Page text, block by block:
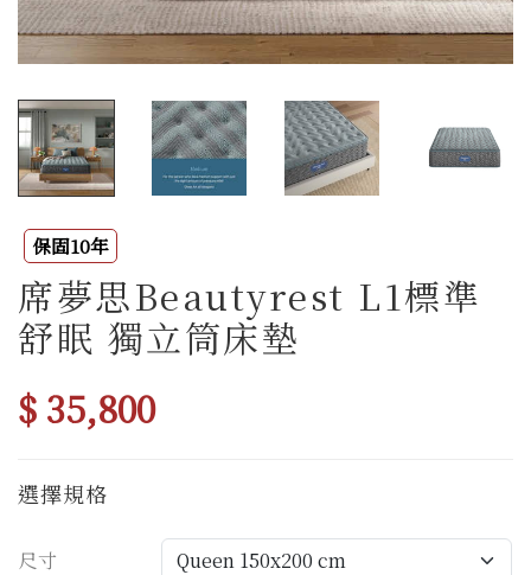
保固10年
席夢思Beautyrest L1標準
舒眠 獨立筒床墊
$ 35,800
選擇規格
尺寸